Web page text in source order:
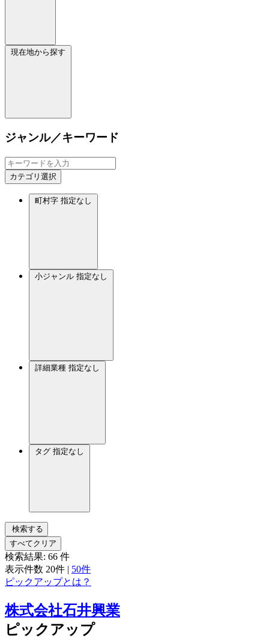
現在地から探す
ジャンル／キーワード
カテゴリ選択
町村字 指定なし
小ジャンル 指定なし
詳細業種 指定なし
タグ 指定なし
検索する
すべてクリア
検索結果: 66 件
表示件数 20件 | 50件
ピックアップとは？
株式会社石井興業
ピックアップ